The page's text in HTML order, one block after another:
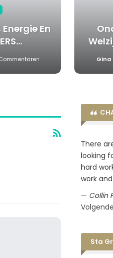
En
There
looking
hard
work
— Collin
Sta